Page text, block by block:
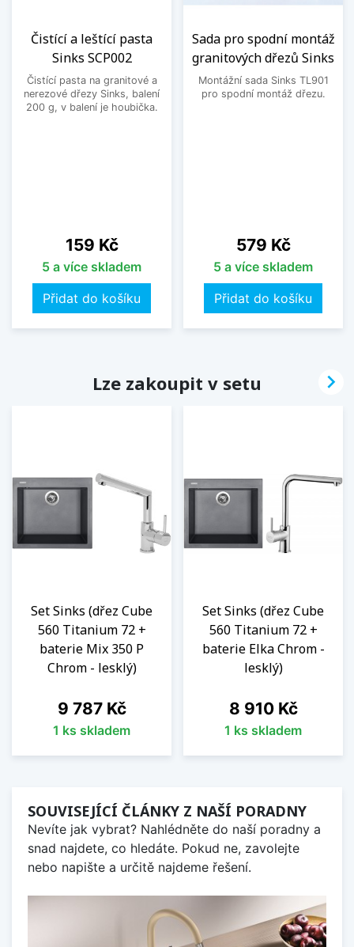
Čistící a leštící pasta
Sinks SCP002
Čistící pasta na granitové a
nerezové dřezy Sinks, balení
200 g, v balení je houbička.
Cena
159 Kč
5 a více skladem
Přidat do košíku
Sada pro spodní montáž
granitových dřezů Sinks
Montážní sada Sinks TL901
pro spodní montáž dřezu.
Cena
579 Kč
5 a více skladem
Přidat do košíku
Lze zakoupit v setu
Set Sinks (dřez Cube
560 Titanium 72 +
baterie Mix 350 P
Chrom - lesklý)
Cena
9 787 Kč
1 ks skladem
Set Sinks (dřez Cube
560 Titanium 72 +
baterie Elka Chrom -
lesklý)
Cena
8 910 Kč
1 ks skladem

SOUVISEJÍCÍ ČLÁNKY Z NAŠÍ PORADNY
Nevíte jak vybrat? Nahlédněte do naší poradny a
snad najdete, co hledáte. Pokud ne, zavolejte
nebo napište a určitě najdeme řešení.